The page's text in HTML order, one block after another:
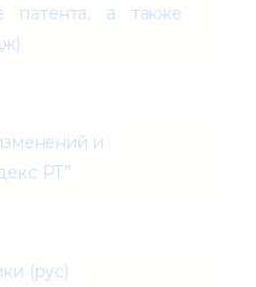
патента, а также
и
РТ”
(рус)